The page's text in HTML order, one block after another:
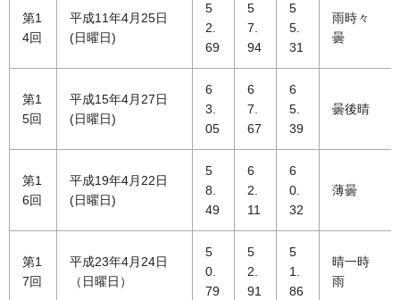
第1
4回
平成11年4月25日
(日曜日)
5
2.
69
5
7.
94
5
5.
31
雨時々
曇
第1
5回
平成15年4月27日
(日曜日)
6
3.
05
6
7.
67
6
5.
39
曇後晴
第1
6回
平成19年4月22日
(日曜日)
5
8.
49
6
2.
11
6
0.
32
薄曇
第1
7回
平成23年4月24日
（日曜日）
5
0.
79
5
2.
91
5
1.
86
晴一時
雨